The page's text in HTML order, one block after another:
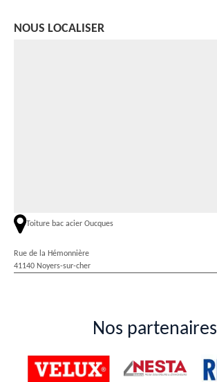
NOUS LOCALISER
Toiture bac acier Oucques
Rue de la Hémonnière
41140 Noyers-sur-cher
Nos partenaires